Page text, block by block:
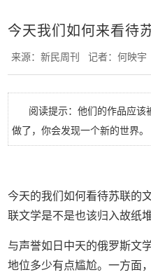
今天我们如何来看待
来源：新民周刊记者：何映宇
阅读提示：他们的作品应该
做了，你会发现一个新的世界。
今天的我们如何看待苏联的
联文学是不是也该归入故纸堆
与声誉如日中天的俄罗斯文
地位多少有点尴尬。一方